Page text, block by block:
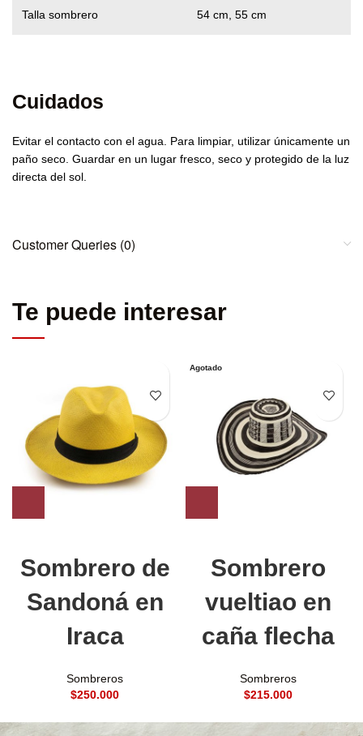
Talla sombrero 54 cm, 55 cm
Cuidados
Evitar el contacto con el agua. Para limpiar, utilizar únicamente un
paño seco. Guardar en un lugar fresco, seco y protegido de la luz
directa del sol.
Customer Queries (0)
Te puede interesar
Sombrero de
Sandoná en
Iraca
Sombreros
$
Agotado
Sombrero
vueltiao en
caña flecha
Sombreros
$